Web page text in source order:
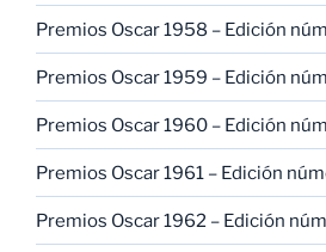
Premios Oscar 1958 – Edición
Premios Oscar 1959 – Edición
Premios Oscar 1960 – Edición
Premios Oscar 1961 – Edición
Premios Oscar 1962 – Edición